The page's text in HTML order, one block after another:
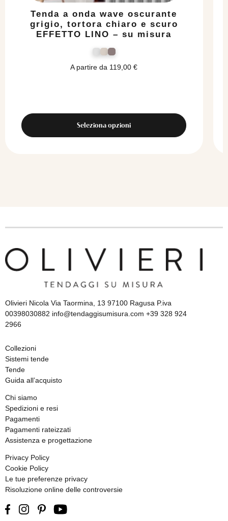
Tenda a onda wave oscurante
grigio, tortora chiaro e scuro
EFFETTO LINO – su misura
A partire da 119,00€
Seleziona opzioni
Olivieri Nicola Via Taormina, 13 97100 Ragusa P.iva
00398030882 info@tendaggisumisura.com +39 328 924
2966
Collezioni
Sistemi tende
Tende
Guida all’acquisto
Chi siamo
Spedizioni e resi
Pagamenti
Pagamenti rateizzati
Assistenza e progettazione
Privacy Policy
Cookie Policy
Le tue preferenze privacy
Risoluzione online delle controversie